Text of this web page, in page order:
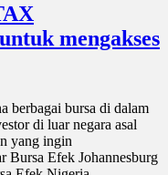
mengakses
berbagai bursa di dalam
di luar negara asal
yang ingin
Bursa Efek Johannesburg